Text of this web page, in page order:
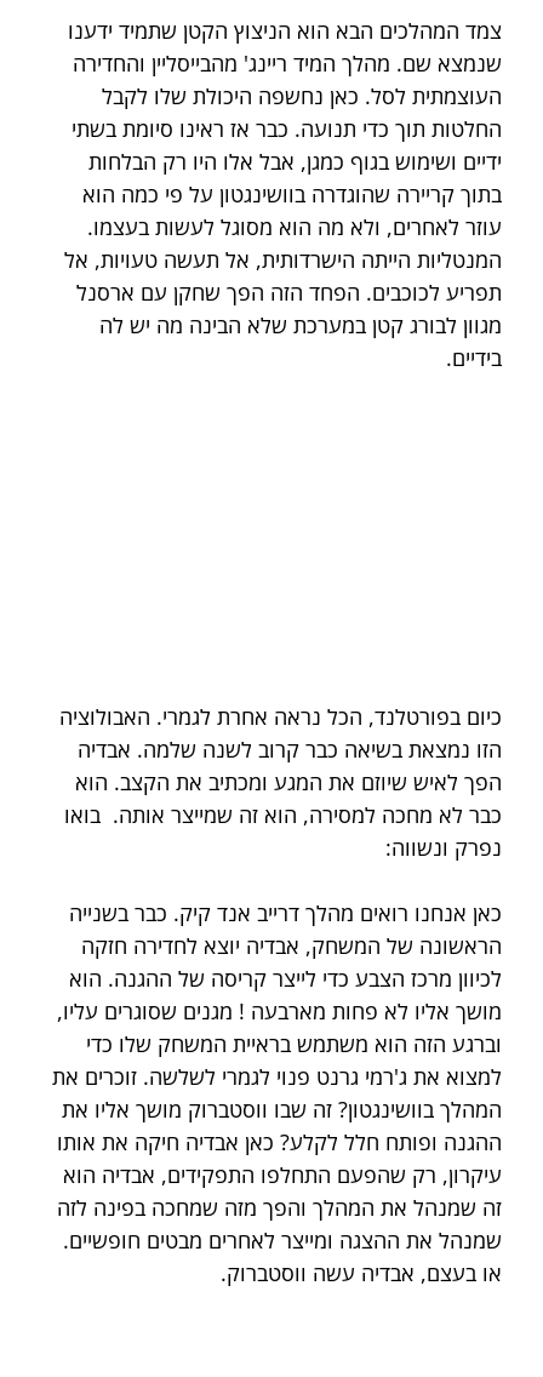
צמד המהלכים הבא הוא הניצוץ הקטן שתמיד ידענו
שנמצא שם. מהלך המיד ריינג' מהבייסליין והחדירה
העוצמתית לסל. כאן נחשפה היכולת שלו לקבל
החלטות תוך כדי תנועה. כבר אז ראינו סיומת בשתי
ידיים ושימוש בגוף כמגן, אבל אלו היו רק הבלחות
בתוך קריירה שהוגדרה בוושינגטון על פי כמה הוא
עוזר לאחרים, ולא מה הוא מסוגל לעשות בעצמו.
המנטליות הייתה הישרדותית, אל תעשה טעויות, אל
תפריע לכוכבים. הפחד הזה הפך שחקן עם ארסנל
מגוון לבורג קטן במערכת שלא הבינה מה יש לה
בידיים.
כיום בפורטלנד, הכל נראה אחרת לגמרי. האבולוציה
הזו נמצאת בשיאה כבר קרוב לשנה שלמה. אבדיה
הפך לאיש שיוזם את המגע ומכתיב את הקצב. הוא
כבר לא מחכה למסירה, הוא זה שמייצר אותה.  בואו
נפרק ונשווה:
כאן אנחנו רואים מהלך דרייב אנד קיק. כבר בשנייה
הראשונה של המשחק, אבדיה יוצא לחדירה חזקה
לכיוון מרכז הצבע כדי לייצר קריסה של ההגנה. הוא
מושך אליו לא פחות מארבעה ! מגנים שסוגרים עליו,
וברגע הזה הוא משתמש בראיית המשחק שלו כדי
למצוא את ג'רמי גרנט פנוי לגמרי לשלשה. זוכרים את
המהלך בוושינגטון? זה שבו ווסטברוק מושך אליו את
ההגנה ופותח חלל לקלע? כאן אבדיה חיקה את אותו
עיקרון, רק שהפעם התחלפו התפקידים, אבדיה הוא
זה שמנהל את המהלך והפך מזה שמחכה בפינה לזה
שמנהל את ההצגה ומייצר לאחרים מבטים חופשיים.
או בעצם, אבדיה עשה ווסטברוק.